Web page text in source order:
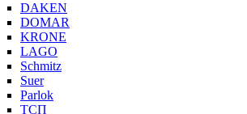
DAKEN
DOMAR
KRONE
LAGO
Schmitz
Suer
Parlok
ТСП